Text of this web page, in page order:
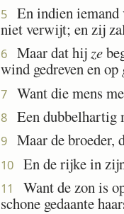
5 En indien
niet verwijt; en zij
6 Maar dat hijze
wind gedreven en op
7 Want die mens
8 Een dubbelhartig
9 Maar de broeder,
10 En de rijke in
11
Want de zon is
schone gedaante